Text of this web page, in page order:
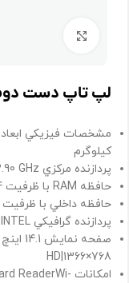
لپ تاپ دست دوم
مشخصات فيزيکي
کيلوگرم
پردازنده مرکزي GHz
حافظه RAM
با ظرفيت 4 گيگابايت – داراي حافظه رم از نوع DDR3
حافظه داخلي با ظرفيت 320گيگابايت
پردازنده گرافيکي INTEL
صفحه نمايش
HD|1366×768
امکانات ReaderWi-